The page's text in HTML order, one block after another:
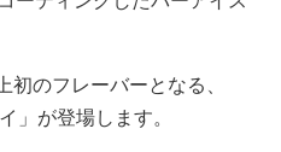
のフレーバーとなる、
」が登場します。